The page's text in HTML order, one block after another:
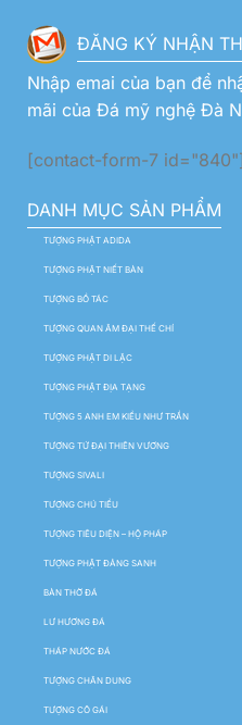
ĐĂNG KÝ NHẬN
Nhập emai của bạn để
mãi của Đá mỹ nghệ Đà
[contact-form-7 id="840"]
DANH MỤC SẢN PHẨM
TƯỢNG PHẬT ADIDA
TƯỢNG PHẬT NIẾT BÀN
TƯỢNG BỒ TÁC
TƯỢNG QUAN ÂM ĐẠI THẾ CHÍ
TƯỢNG PHẬT DI LẶC
TƯỢNG PHẬT ĐỊA TẠNG
TƯỢNG 5 ANH EM KIỀU NHƯ TRẦN
TƯỢNG TỨ ĐẠI THIÊN VƯƠNG
TƯỢNG SIVALI
TƯỢNG CHÚ TIỂU
TƯỢNG TIÊU DIỆN – HỘ PHÁP
TƯỢNG PHẬT ĐẢNG SANH
BÀN THỜ ĐÁ
LƯ HƯƠNG ĐÁ
THÁP NƯỚC ĐÁ
TƯỢNG CHÂN DUNG
TƯỢNG CÔ GÁI